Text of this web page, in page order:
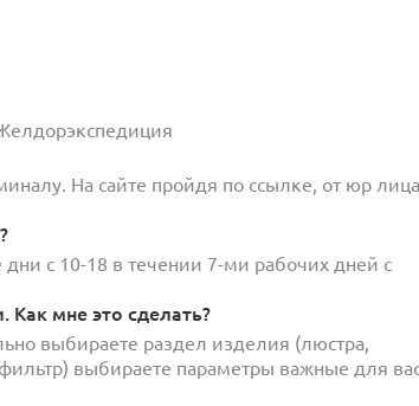
На сайте пройдя по ссылке, от юр
с 10-18 в течении 7-ми рабочих дней с
мне это сделать?
выбираете раздел изделия (люстра,
выбираете параметры важные для